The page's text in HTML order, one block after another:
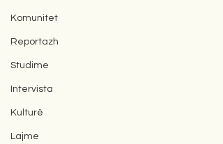
Komunitet
Reportazh
Studime
Intervista
Kulturë
Lajme